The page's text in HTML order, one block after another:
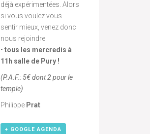
déjà expérimentées. Alors
si vous voulez vous
sentir mieux, venez donc
nous rejoindre
• tous les mercredis à
11h salle de Pury !
(P.A.F.: 5€ dont 2 pour le
temple)
Philippe Prat
+ GOOGLE AGENDA